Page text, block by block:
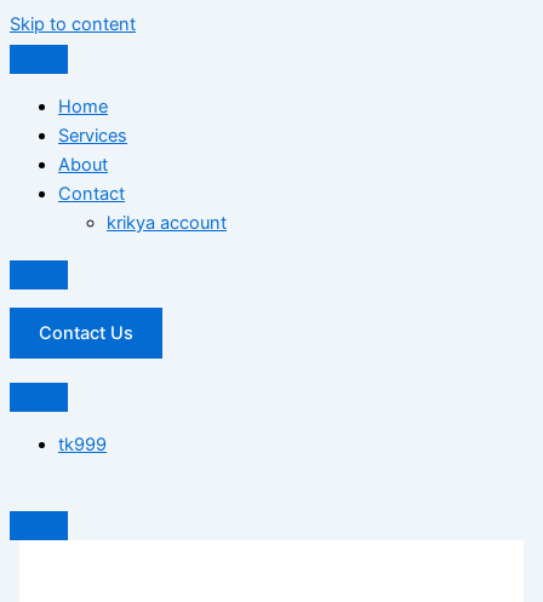
Skip to content
Home
Services
About
Contact
krikya account
Contact Us
tk999